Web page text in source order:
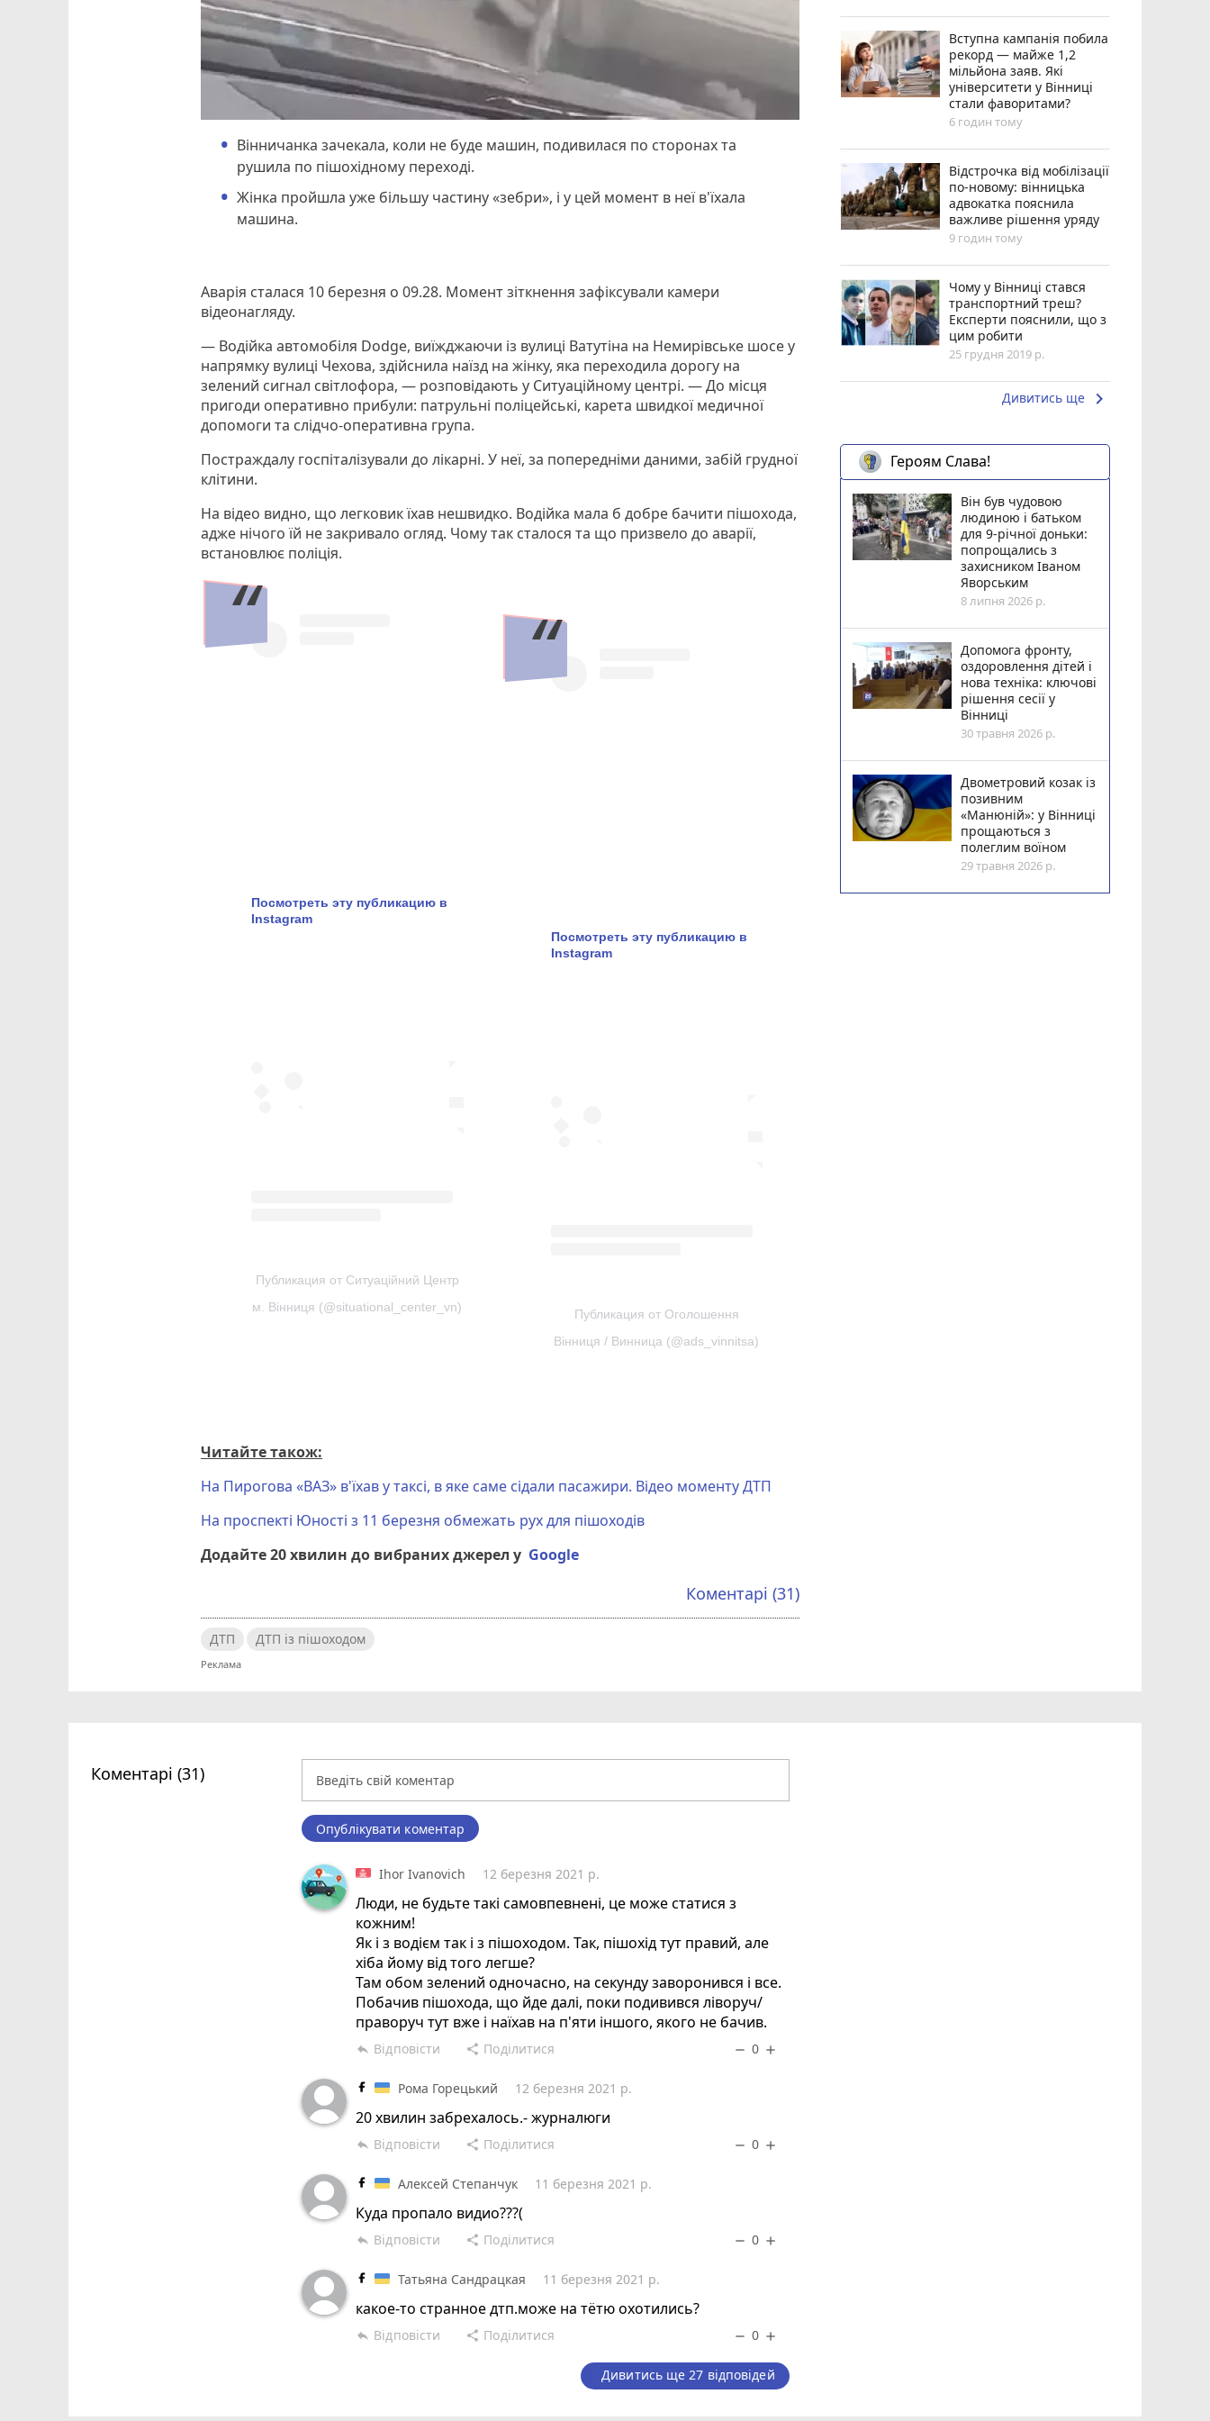
Вінничанка зачекала, коли не буде машин, подивилася по сторонах та
рушила по пішохідному переході.
Жінка пройшла уже більшу частину «зебри», і у цей момент в неї в'їхала
машина.
Аварія сталася 10 березня о 09.28. Момент зіткнення зафіксували камери
відеонагляду.
— Водійка автомобіля Dodge, виїжджаючи із вулиці Ватутіна на Немирівське шосе у
напрямку вулиці Чехова, здійснила наїзд на жінку, яка переходила дорогу на
зелений сигнал світлофора, — розповідають у Ситуаційному центрі. — До місця
пригоди оперативно прибули: патрульні поліцейські, карета швидкої медичної
допомоги та слідчо-оперативна група.
Постраждалу госпіталізували до лікарні. У неї, за попередніми даними, забій грудної
клітини.
На відео видно, що легковик їхав нешвидко. Водійка мала б добре бачити пішохода,
адже нічого їй не закривало огляд. Чому так сталося та що призвело до аварії,
встановлює поліція.
Посмотреть эту публикацию в
Instagram
Публикация от Ситуаційний Центр
м. Вінниця (@situational_center_vn)
Посмотреть эту публикацию в
Instagram
Публикация от Оголошення
Вінниця / Винница (@ads_vinnitsa)
Читайте також:
На Пирогова «ВАЗ» в'їхав у таксі, в яке саме сідали пасажири. Відео моменту ДТП
На проспекті Юності з 11 березня обмежать рух для пішоходів
Додайте 20 хвилин до вибраних джерел у Google
Коментарі (31)
ДТП ДТП із пішоходом
Вступна кампанія побила
рекорд — майже 1,2
мільйона заяв. Які
університети у Вінниці
стали фаворитами?
6 годин тому
Відстрочка від мобілізації
по-новому: вінницька
адвокатка пояснила
важливе рішення уряду
9 годин тому
Чому у Вінниці стався
транспортний треш?
Експерти пояснили, що з
цим робити
25 грудня 2019 р.
Дивитись ще keyboard_arrow_right
Героям Слава!
Він був чудовою
людиною і батьком
для 9-річної доньки:
попрощались з
захисником Іваном
Яворським
8 липня 2026 р.
Допомога фронту,
оздоровлення дітей і
нова техніка: ключові
рішення сесії у
Вінниці
30 травня 2026 р.
Двометровий козак із
позивним
«Манюній»: у Вінниці
прощаються з
полеглим воїном
29 травня 2026 р.
Коментарі (31)
Опублікувати коментар
Ihor Ivanovich 12 березня 2021 р.
Люди, не будьте такі самовпевнені, це може статися з
кожним!
Як і з водієм так і з пішоходом. Так, пішохід тут правий, але
хіба йому від того легше?
Там обом зелений одночасно, на секунду заворонився і все.
Побачив пішохода, що йде далі, поки подивився ліворуч/
праворуч тут вже і наїхав на п'яти іншого, якого не бачив.
reply Відповісти share Поділитися remove 0 add
Рома Горецький 12 березня 2021 р.
20 хвилин забрехалось.- журналюги
reply Відповісти share Поділитися remove 0 add
Алексей Степанчук 11 березня 2021 р.
Куда пропало видио???(
reply Відповісти share Поділитися remove 0 add
Татьяна Сандрацкая 11 березня 2021 р.
какое-то странное дтп.може на тётю охотились?
reply Відповісти share Поділитися remove 0 add
Дивитись ще 27 відповідей